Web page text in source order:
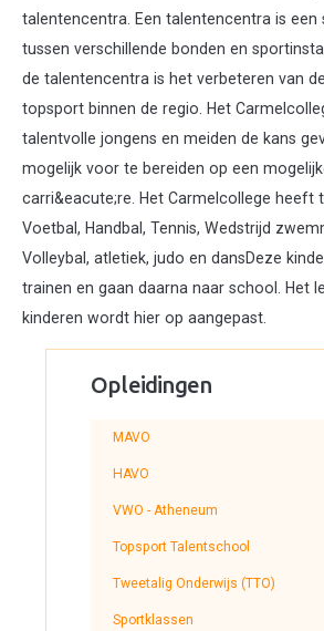
talentencentra. Een talentencentra is een
tussen verschillende bonden en
de talentencentra is het verbeteren van
topsport binnen de regio. Het
talentvolle jongens en meiden de kans
mogelijk voor te bereiden op een
carri&eacute;re. Het Carmelcollege heeft
Voetbal, Handbal, Tennis, Wedstrijd
Volleybal, atletiek, judo en dansDeze
trainen en gaan daarna naar school. Het
kinderen wordt hier op aangepast.
Opleidingen
MAVO
HAVO
VWO - Atheneum
Topsport Talentschool
Tweetalig Onderwijs (TTO)
Sportklassen